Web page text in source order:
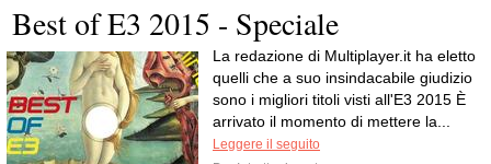
Best of E3 2015 - Speciale
La redazione di Multiplayer.it ha eletto
quelli che a suo insindacabile giudizio
sono i migliori titoli visti all'E3 2015 È
arrivato il momento di mettere la...
Leggere il seguito